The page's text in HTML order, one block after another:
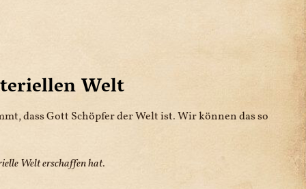
Welt
dass Gott Schöpfer der Welt ist. Wir können das so
Welt erschaffen hat.